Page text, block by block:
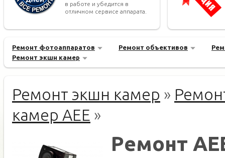
в работе и убедится в
отличном сервисе аппарата.
Ремонт фотоаппаратов Ремонт объективов
Ремонт экшн камер
Ремонт экшн камер »
камер AEE »
Ремонт